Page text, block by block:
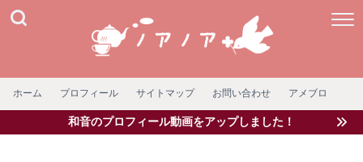
ホーム プロフィール サイトマップ お問い合わせ アメブロ
和音のプロフィール動画をアップしました！